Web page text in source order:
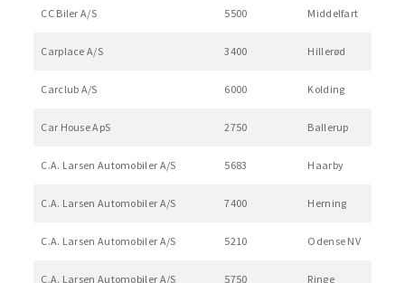
CC Biler A/S 5500 Middelfart
Carplace A/S 3400 Hillerød
Carclub A/S 6000 Kolding
Car House ApS 2750 Ballerup
C.A. Larsen Automobiler A/S 5683 Haarby
C.A. Larsen Automobiler A/S 7400 Herning
C.A. Larsen Automobiler A/S 5210 Odense NV
C.A. Larsen Automobiler A/S 5750 Ringe